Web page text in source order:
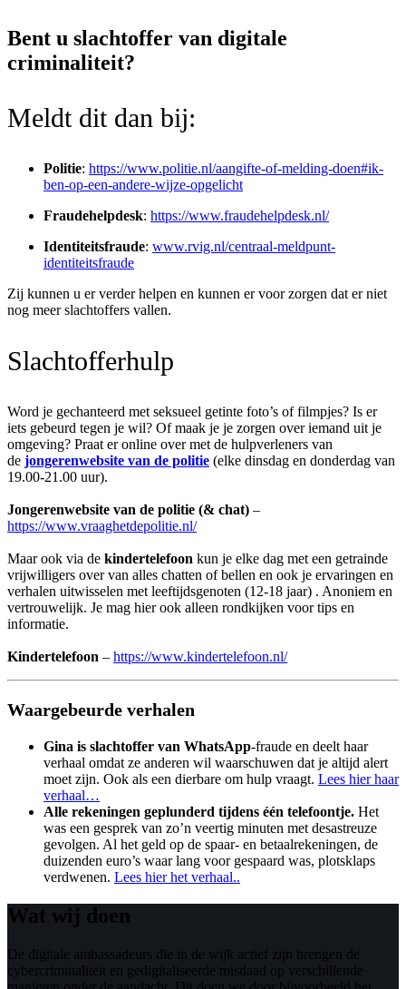
Bent u slachtoffer van digitale
criminaliteit?
Meldt dit dan bij:
Politie: https://www.politie.nl/aangifte-of-melding-doen#ik-
ben-op-een-andere-wijze-opgelicht
Fraudehelpdesk: https://www.fraudehelpdesk.nl/
Identiteitsfraude: www.rvig.nl/centraal-meldpunt-
identiteitsfraude
Zij kunnen u er verder helpen en kunnen er voor zorgen dat er niet
nog meer slachtoffers vallen.
Slachtofferhulp
Word je gechanteerd met seksueel getinte foto’s of filmpjes? Is er
iets gebeurd tegen je wil? Of maak je je zorgen over iemand uit je
omgeving? Praat er online over met de hulpverleners van
de jongerenwebsite van de politie (elke dinsdag en donderdag van
19.00-21.00 uur).
Jongerenwebsite van de politie (& chat) –
https://www.vraaghetdepolitie.nl/
Maar ook via de kindertelefoon kun je elke dag met een getrainde
vrijwilligers over van alles chatten of bellen en ook je ervaringen en
verhalen uitwisselen met leeftijdsgenoten (12-18 jaar) . Anoniem en
vertrouwelijk. Je mag hier ook alleen rondkijken voor tips en
informatie.
Kindertelefoon – https://www.kindertelefoon.nl/
Waargebeurde verhalen
Gina is slachtoffer van WhatsApp-fraude en deelt haar
verhaal omdat ze anderen wil waarschuwen dat je altijd alert
moet zijn. Ook als een dierbare om hulp vraagt. Lees hier haar
verhaal…
Alle rekeningen geplunderd tijdens één telefoontje. Het
was een gesprek van zo’n veertig minuten met desastreuze
gevolgen. Al het geld op de spaar- en betaalrekeningen, de
duizenden euro’s waar lang voor gespaard was, plotsklaps
verdwenen. Lees hier het verhaal..
Wat wij doen
De digitale ambassadeurs die in de wijk actief zijn brengen de
cybercriminaliteit en gedigitaliseerde misdaad op verschillende